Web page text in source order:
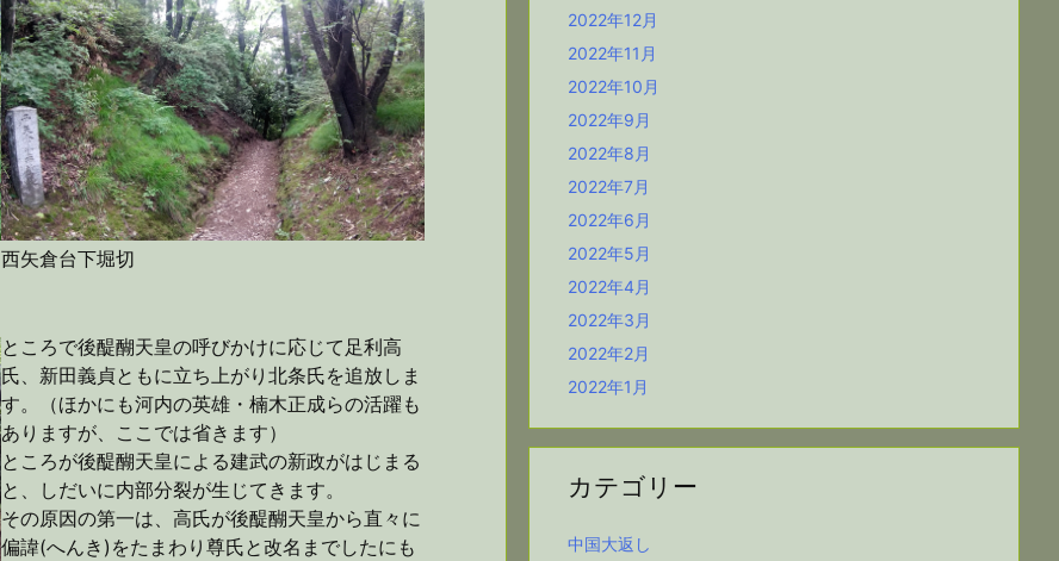
西矢倉台下堀切
ところで後醍醐天皇の呼びかけに応じて足利高
氏、新田義貞ともに立ち上がり北条氏を追放しま
す。（ほかにも河内の英雄・楠木正成らの活躍も
ありますが、ここでは省きます）
ところが後醍醐天皇による建武の新政がはじまる
と、しだいに内部分裂が生じてきます。
その原因の第一は、高氏が後醍醐天皇から直々に
偏諱(へんき)をたまわり尊氏と改名までしたにも
2022年12月
2022年11月
2022年10月
2022年9月
2022年8月
2022年7月
2022年6月
2022年5月
2022年4月
2022年3月
2022年2月
2022年1月
カテゴリー
中国大返し